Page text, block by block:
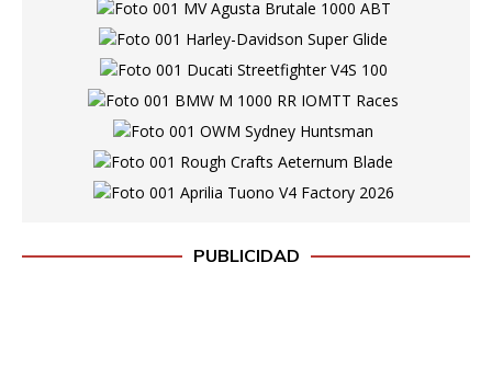
PUBLICIDAD